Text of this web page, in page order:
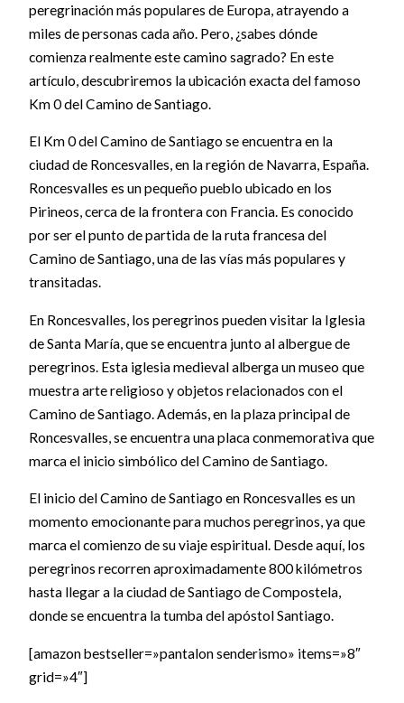
peregrinación más populares de Europa, atrayendo a
miles de personas cada año. Pero, ¿sabes dónde
comienza realmente este camino sagrado? En este
artículo, descubriremos la ubicación exacta del famoso
Km 0 del Camino de Santiago.
El Km 0 del Camino de Santiago se encuentra en la
ciudad de Roncesvalles, en la región de Navarra, España.
Roncesvalles es un pequeño pueblo ubicado en los
Pirineos, cerca de la frontera con Francia. Es conocido
por ser el punto de partida de la ruta francesa del
Camino de Santiago, una de las vías más populares y
transitadas.
En Roncesvalles, los peregrinos pueden visitar la Iglesia
de Santa María, que se encuentra junto al albergue de
peregrinos. Esta iglesia medieval alberga un museo que
muestra arte religioso y objetos relacionados con el
Camino de Santiago. Además, en la plaza principal de
Roncesvalles, se encuentra una placa conmemorativa que
marca el inicio simbólico del Camino de Santiago.
El inicio del Camino de Santiago en Roncesvalles es un
momento emocionante para muchos peregrinos, ya que
marca el comienzo de su viaje espiritual. Desde aquí, los
peregrinos recorren aproximadamente 800 kilómetros
hasta llegar a la ciudad de Santiago de Compostela,
donde se encuentra la tumba del apóstol Santiago.
[amazon bestseller=»pantalon senderismo» items=»8″
grid=»4″]